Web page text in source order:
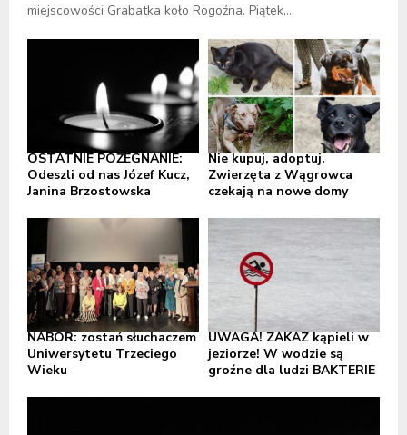
miejscowości Grabatka koło Rogoźna. Piątek,...
OSTATNIE POŻEGNANIE:
Odeszli od nas Józef Kucz,
Janina Brzostowska
Nie kupuj, adoptuj.
Zwierzęta z Wągrowca
czekają na nowe domy
NABÓR: zostań słuchaczem
Uniwersytetu Trzeciego
Wieku
UWAGA! ZAKAZ kąpieli w
jeziorze! W wodzie są
groźne dla ludzi BAKTERIE